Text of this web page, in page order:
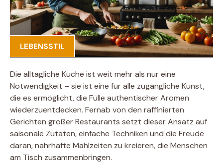
LEBENSSTIL
Die alltägliche Küche ist weit mehr als nur eine
Notwendigkeit – sie ist eine für alle zugängliche Kunst,
die es ermöglicht, die Fülle authentischer Aromen
wiederzuentdecken. Fernab von den raffinierten
Gerichten großer Restaurants setzt dieser Ansatz auf
saisonale Zutaten, einfache Techniken und die Freude
daran, nahrhafte Mahlzeiten zu kreieren, die Menschen
am Tisch zusammenbringen.